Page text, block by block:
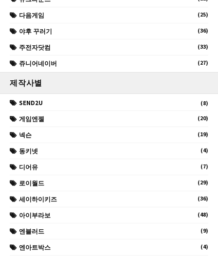
다음게임 (25)
야후 꾸러기 (36)
주전자닷컴 (33)
쥬니어네이버 (27)
제작사별
SEND2U (8)
게임엔젤 (20)
넥슨 (19)
동키넷 (4)
디어유 (7)
로이월드 (29)
세이하이키즈 (36)
아이부라보 (48)
엔블러드 (9)
엔아트박스 (4)